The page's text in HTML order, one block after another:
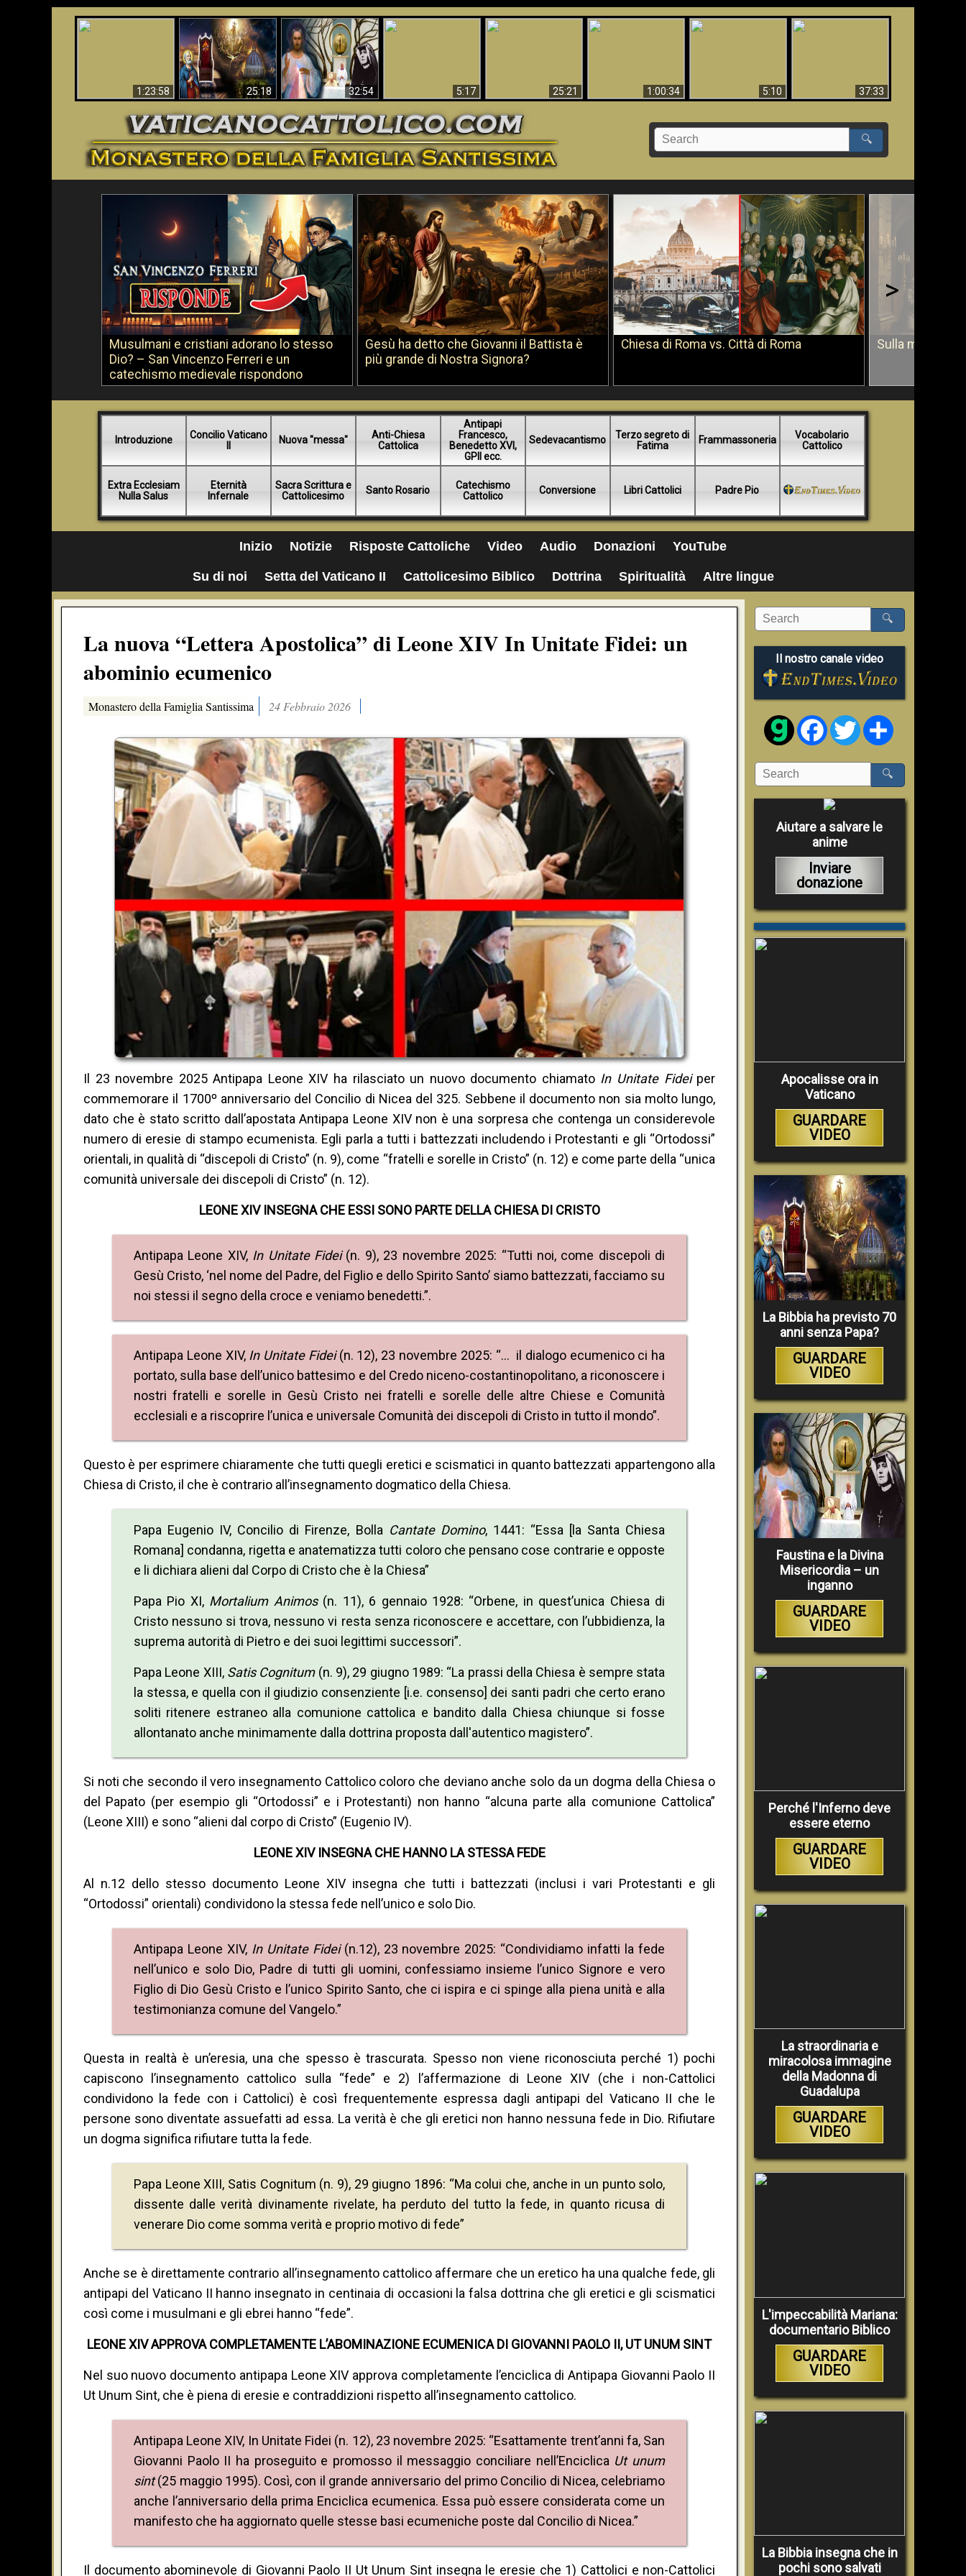
1:23:58 25:18
La Bibbia ha previsto
70 anni senza Papa?
32:54
Faustina e la Divina
Misericordia – un
inganno
5:17
25:21
1:00:34
5:10
37:33
🔍
Musulmani e cristiani adorano lo stesso
Dio? – San Vincenzo Ferreri e un
catechismo medievale rispondono
Gesù ha detto che Giovanni il Battista è
più grande di Nostra Signora?
Chiesa di Roma vs. Città di Roma Sulla morte di
>
Introduzione
Concilio Vaticano
Nuova "messa"
Anti-Chiesa
Cattolica
Antipapi
Francesco,
Benedetto XVI,
GPII ecc.
Sedevacantismo
Terzo segreto di
Fatima
Frammassoneria
Vocabolario
Cattolico
Extra Ecclesiam
Nulla Salus
Eternità
Infernale
Sacra Scrittura e
Cattolicesimo
Santo Rosario
Catechismo
Cattolico
Conversione Libri Cattolici Padre Pio
Inizio Notizie Risposte Cattoliche Video Audio Donazioni YouTube
Su di noi Setta del Vaticano II Cattolicesimo Biblico Dottrina Spiritualità Altre lingue
La nuova “Lettera Apostolica” di Leone XIV In Unitate Fidei: un
abominio ecumenico
Monastero della Famiglia Santissima 24 Febbraio 2026
Il 23 novembre 2025 Antipapa Leone XIV ha rilasciato un nuovo documento chiamato In Unitate Fideiper
commemorare il 1700º anniversario del Concilio di Nicea del 325. Sebbene il documento non sia molto lungo,
dato che è stato scritto dall’apostata Antipapa Leone XIV non è una sorpresa che contenga un considerevole
numero di eresie di stampo ecumenista. Egli parla a tutti i battezzati includendo i Protestanti e gli “Ortodossi”
orientali, in qualità di “discepoli di Cristo” (n. 9), come “fratelli e sorelle in Cristo” (n. 12) e come parte della “unica
comunità universale dei discepoli di Cristo” (n. 12).
LEONE XIV INSEGNA CHE ESSI SONO PARTE DELLA CHIESA DI CRISTO
Antipapa Leone XIV,In Unitate Fidei(n. 9), 23 novembre 2025: “Tutti noi, come discepoli di
Gesù Cristo, ‘nel nome del Padre, del Figlio e dello Spirito Santo’ siamo battezzati, facciamo su
noi stessi il segno della croce e veniamo benedetti.”.
Antipapa Leone XIV, In Unitate Fidei(n. 12), 23 novembre 2025: “… il dialogo ecumenico ci ha
portato, sulla base dell’unico battesimo e del Credo niceno-costantinopolitano, a riconoscere i
nostri fratelli e sorelle in Gesù Cristo nei fratelli e sorelle delle altre Chiese e Comunità
ecclesiali e a riscoprire l’unica e universale Comunità dei discepoli di Cristo in tutto il mondo”.
Questo è per esprimere chiaramente che tutti quegli eretici e scismatici in quanto battezzati appartengono alla
Chiesa di Cristo, il che è contrario all’insegnamento dogmatico della Chiesa.
Papa Eugenio IV, Concilio di Firenze, Bolla Cantate Domino, 1441: “Essa [la Santa Chiesa
Romana] condanna, rigetta e anatematizza tutti coloro che pensano cose contrarie e opposte
e li dichiara alieni dal Corpo di Cristo che è la Chiesa”
Papa Pio XI, Mortalium Animos(n. 11), 6 gennaio 1928: “Orbene, in quest’unica Chiesa di
Cristo nessuno si trova, nessuno vi resta senza riconoscere e accettare, con l’ubbidienza, la
suprema autorità di Pietro e dei suoi legittimi successori”.
Papa Leone XIII, Satis Cognitum(n. 9), 29 giugno 1989: “La prassi della Chiesa è sempre stata
la stessa, e quella con il giudizio consenziente [i.e. consenso] dei santi padri che certo erano
soliti ritenere estraneo alla comunione cattolica e bandito dalla Chiesa chiunque si fosse
allontanato anche minimamente dalla dottrina proposta dall'autentico magistero”.
Si noti che secondo il vero insegnamento Cattolico coloro che deviano anche solo da un dogma della Chiesa o
del Papato (per esempio gli “Ortodossi” e i Protestanti) non hanno “alcuna parte alla comunione Cattolica”
(Leone XIII) e sono “alieni dal corpo di Cristo” (Eugenio IV).
LEONE XIV INSEGNA CHE HANNO LA STESSA FEDE
Al n.12 dello stesso documento Leone XIV insegna che tutti i battezzati (inclusi i vari Protestanti e gli
“Ortodossi” orientali) condividono la stessa fede nell’unico e solo Dio.
Antipapa Leone XIV, In Unitate Fidei(n.12), 23 novembre 2025: “Condividiamo infatti la fede
nell’unico e solo Dio, Padre di tutti gli uomini, confessiamo insieme l’unico Signore e vero
Figlio di Dio Gesù Cristo e l’unico Spirito Santo, che ci ispira e ci spinge alla piena unità e alla
testimonianza comune del Vangelo.”
Questa in realtà è un’eresia, una che spesso è trascurata. Spesso non viene riconosciuta perché 1) pochi
capiscono l’insegnamento cattolico sulla “fede” e 2) l’affermazione di Leone XIV (che i non-Cattolici
condividono la fede con i Cattolici) è così frequentemente espressa dagli antipapi del Vaticano II che le
persone sono diventate assuefatti ad essa. La verità è che gli eretici non hanno nessuna fede in Dio. Rifiutare
un dogma significa rifiutare tutta la fede.
Papa Leone XIII, Satis Cognitum (n. 9), 29 giugno 1896: “Ma colui che, anche in un punto solo,
dissente dalle verità divinamente rivelate, ha perduto del tutto la fede, in quanto ricusa di
venerare Dio come somma verità e proprio motivo di fede”
Anche se è direttamente contrario all’insegnamento cattolico affermare che un eretico ha una qualche fede, gli
antipapi del Vaticano II hanno insegnato in centinaia di occasioni la falsa dottrina che gli eretici e gli scismatici
così come i musulmani e gli ebrei hanno “fede”.
LEONE XIV APPROVA COMPLETAMENTE L’ABOMINAZIONE ECUMENICA DI GIOVANNI PAOLO II, UT UNUM SINT
Nel suo nuovo documento antipapa Leone XIV approva completamente l’enciclica di Antipapa Giovanni Paolo II
Ut Unum Sint, che è piena di eresie e contraddizioni rispetto all’insegnamento cattolico.
Antipapa Leone XIV, In Unitate Fidei (n. 12), 23 novembre 2025: “Esattamente trent’anni fa, San
Giovanni Paolo II ha proseguito e promosso il messaggio conciliare nell’Enciclica Ut unum
sint(25 maggio 1995). Così, con il grande anniversario del primo Concilio di Nicea, celebriamo
anche l’anniversario della prima Enciclica ecumenica. Essa può essere considerata come un
manifesto che ha aggiornato quelle stesse basi ecumeniche poste dal Concilio di Nicea.”
Il documento abominevole di Giovanni Paolo II Ut Unum Sint insegna le eresie che 1) Cattolici e non-Cattolici
🔍
Il nostro canale video
FacebookTwitter
🔍
Aiutare a salvare le
anime
Inviare
donazione
Apocalisse ora in
Vaticano
GUARDARE
VIDEO
La Bibbia ha previsto 70
anni senza Papa?
GUARDARE
VIDEO
Faustina e la Divina
Misericordia – un
inganno
GUARDARE
VIDEO
Perché l'Inferno deve
essere eterno
GUARDARE
VIDEO
La straordinaria e
miracolosa immagine
della Madonna di
Guadalupa
GUARDARE
VIDEO
L'impeccabilità Mariana:
documentario Biblico
GUARDARE
VIDEO
La Bibbia insegna che in
pochi sono salvati